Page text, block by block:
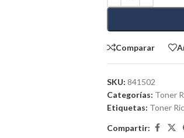
Comparar
SKU: 841502
Categorías: Toner
Etiquetas: Toner
Compartir: